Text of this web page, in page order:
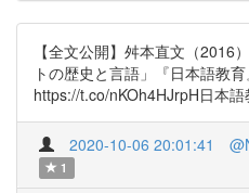
【全文公開】舛本直文（2016
トの歴史と言語」『日本語教
https://t.co/nKOh4HJrpH日本
2020-10-06 20:01:41
1